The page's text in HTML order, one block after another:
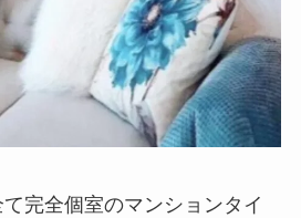
完全個室のマンションタイ